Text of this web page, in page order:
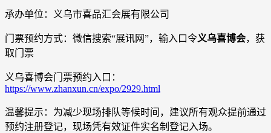
承办单位：义乌市喜品汇会展有限公司
门票预约方式：微信搜索“展讯网”，输入口令义乌喜博会，获
取门票
义乌喜博会门票预约入口：
https://www.zhanxun.cn/expo/2929.html
温馨提示：为减少现场排队等候时间，建议所有观众提前通过
预约注册登记，现场凭有效证件实名制登记入场。